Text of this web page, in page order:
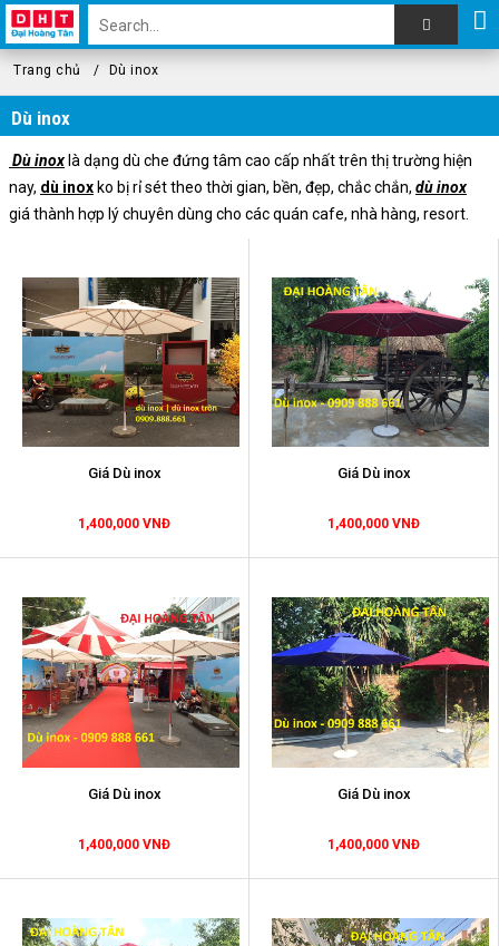
Trang chủ Dù inox
Dù inox
Dù inox là dạng dù che đứng tâm cao cấp nhất trên thị trường hiện
nay, dù inox ko bị rỉ sét theo thời gian, bền, đẹp, chắc chắn, dù inox
giá thành hợp lý chuyên dùng cho các quán cafe, nhà hàng, resort.
Giá Dù inox
1,400,000 VNĐ
Giá Dù inox
1,400,000 VNĐ
Giá Dù inox
1,400,000 VNĐ
Giá Dù inox
1,400,000 VNĐ